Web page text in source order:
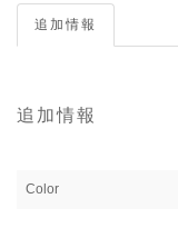
追加情報
追加情報
Color